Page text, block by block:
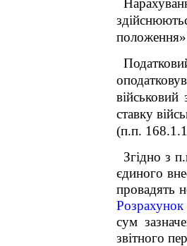
ставку
(п.п.
Згідно з
єдиного
провадять
Розрахунок
сум
звітного